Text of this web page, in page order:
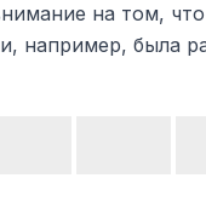
на том, что
например, была